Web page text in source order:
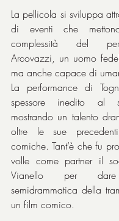
La pellicola si sviluppa
di eventi che
complessità del
Arcovazzi, un uomo
ma anche capace di
La performance di
spessore inedito al
mostrando un talento
oltre le sue precedenti
comiche. Tant’è che fu
volle come partner il
Vianello per dare
semidrammatica della
un film comico.